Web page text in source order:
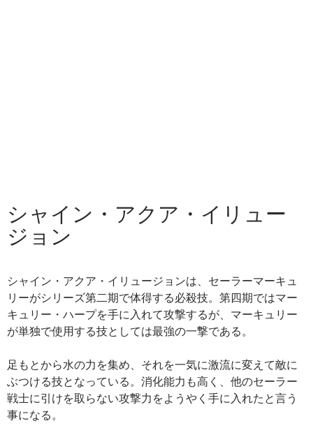
シャイン・アクア・イリュー
ジョン
シャイン・アクア・イリュージョンは、セーラーマーキュ
リーがシリーズ第二期で体得する必殺技。第四期ではマー
キュリー・ハープを手に入れて攻撃するが、マーキュリー
が単独で使用する技としては最強の一撃である。
足もとから水の力を集め、それを一気に激流に変えて敵に
ぶつける技となっている。消化能力も高く、他のセーラー
戦士に引けを取らない攻撃力をようやく手に入れたと言う
事になる。